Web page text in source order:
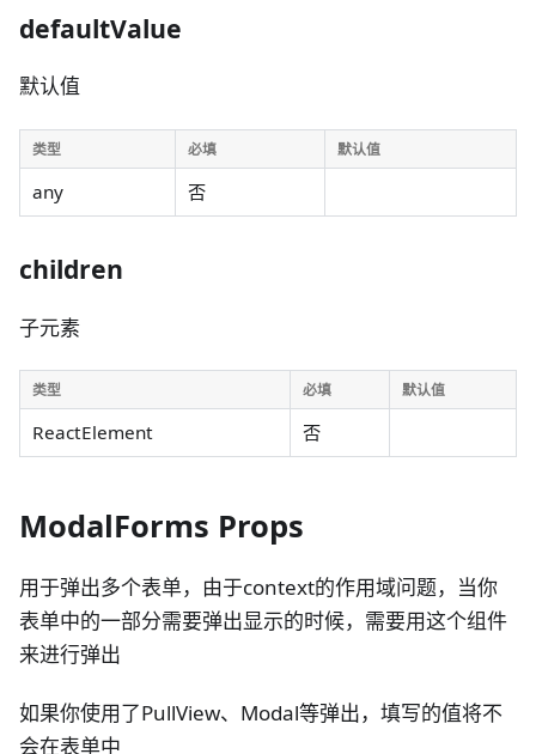
defaultValue
默认值
类型 必填 默认值
any 否
children
子元素
类型 必填 默认值
ReactElement 否
ModalForms Props
用于弹出多个表单，由于context的作用域问题，当你
表单中的一部分需要弹出显示的时候，需要用这个组件
来进行弹出
如果你使用了PullView、Modal等弹出，填写的值将不
会在表单中